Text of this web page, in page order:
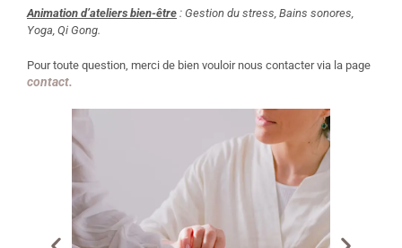
Animation d’ateliers bien-être : Gestion du stress, Bains sonores,
Yoga, Qi Gong.
Pour toute question, merci de bien vouloir nous contacter via la page
contact.